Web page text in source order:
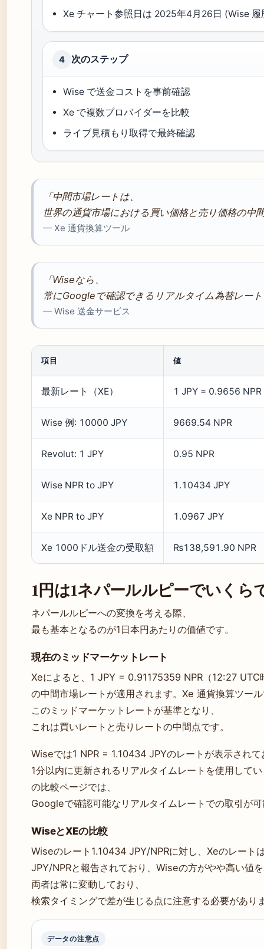
Xe チャート参照日は 2025年4月26日 (Wise 履
4 次のステップ
Wise で送金コストを事前確認
Xe で複数プロバイダーを比較
ライブ見積もり取得で最終確認
「中間市場レートは、
世界の通貨市場における買い価格と売り価格の中
— Xe 通貨換算ツール
「Wiseなら、
常にGoogleで確認できるリアルタイム為替レー
— Wise 送金サービス
項目 値
最新レート（XE） 1 JPY = 0.9656 NPR
Wise 例: 10000 JPY 9669.54 NPR
Revolut: 1 JPY 0.95 NPR
Wise NPR to JPY 1.10434 JPY
Xe NPR to JPY 1.0967 JPY
Xe 1000ドル送金の受取額 ₨138,591.90 NPR
1円は1ネパールルピーでいくら
ネパールルピーへの変換を考える際、
最も基本となるのが1日本円あたりの価値です。
現在のミッドマーケットレート
Xeによると、1 JPY = 0.91175359 NPR（12:27 UTC
の中間市場レートが適用されます。Xe 通貨換算ツー
このミッドマーケットレートが基準となり、
これは買いレートと売りレートの中間点です。
Wiseでは1 NPR = 1.10434 JPYのレートが表示されて
1分以内に更新されるリアルタイムレートを使用して
の比較ページでは、
Googleで確認可能なリアルタイムレートでの取引が
WiseとXEの比較
Wiseのレート1.10434 JPY/NPRに対し、Xeのレート
JPY/NPRと報告されており、Wiseの方がやや高い値
両者は常に変動しており、
検索タイミングで差が生じる点に注意する必要があり
データの注意点